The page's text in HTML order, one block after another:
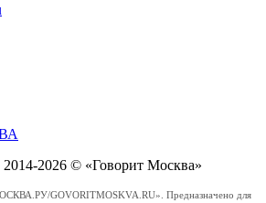
2026 © «Говорит Москва»
GOVORITMOSKVA.RU». Предназначено для